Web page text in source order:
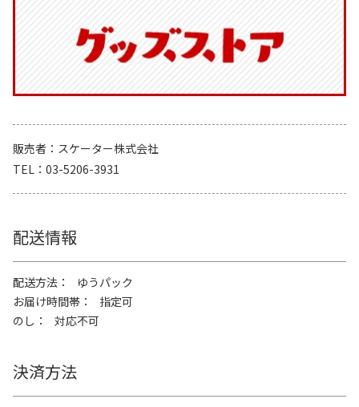
販売者
スケーター株式会社
TEL
03-5206-3931
配送情報
配送方法
ゆうパック
お届け時間帯
指定可
のし
対応不可
決済方法